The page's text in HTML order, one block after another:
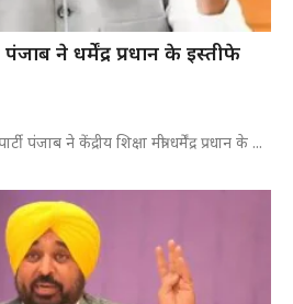
ने धर्मेंद्र प्रधान के इस्तीफे
ने केंद्रीय शिक्षा मंत्री धर्मेंद्र प्रधान के ...